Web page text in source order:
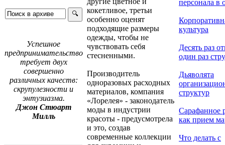
Успешное
предпринимательство
требует двух
совершенно
различных качеств:
скрупулезности и
энтузиазма.
Джон Стюарт
Милль
кокетливое, третьи
особенно оценят
подходящие размеры
одежды, чтобы не
чувствовать себя
стесненными.
Производитель
одноразовых расходных
материалов, компания
«Лорелея» - законодатель
моды в индустрии
красоты - предусмотрела
и это, создав
современные коллекции
персонала в
культура
Десять раз
один раз
Дьяволята
структур
Сарафанное
как прием
Что делать с